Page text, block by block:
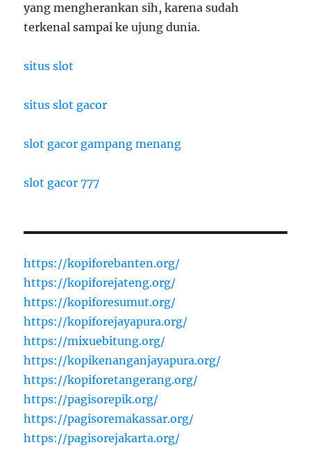
yang mengherankan sih, karena sudah
terkenal sampai ke ujung dunia.
situs slot
situs slot gacor
slot gacor gampang menang
slot gacor 777
https://kopiforebanten.org/
https://kopiforejateng.org/
https://kopiforesumut.org/
https://kopiforejayapura.org/
https://mixuebitung.org/
https://kopikenanganjayapura.org/
https://kopiforetangerang.org/
https://pagisorepik.org/
https://pagisoremakassar.org/
https://pagisorejakarta.org/